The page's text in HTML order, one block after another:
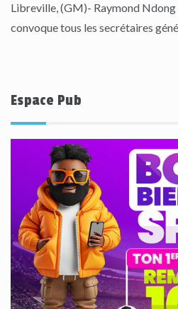
Libreville, (GM)- Raymond Ndong
convoque tous les secrétaires
Espace Pub